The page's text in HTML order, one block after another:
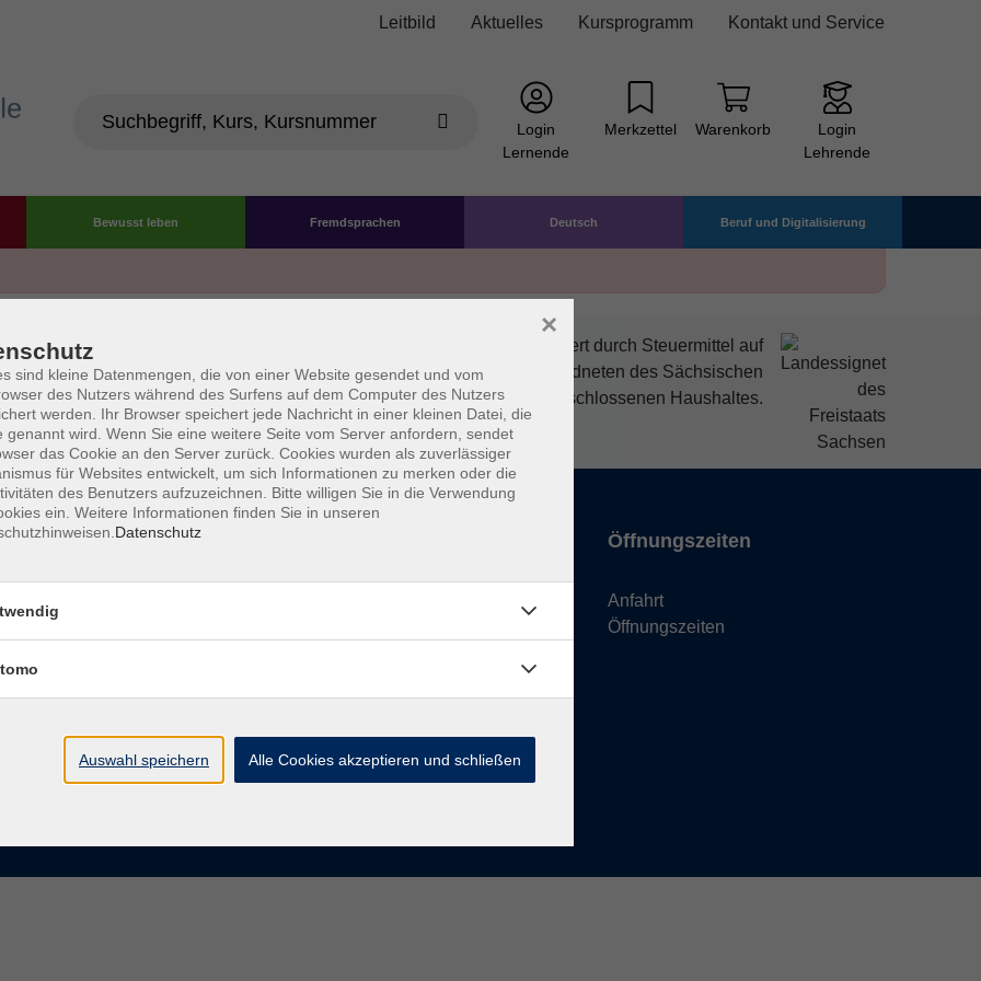
Leitbild Aktuelles Kursprogramm Kontakt und Service
Login
Lernende
Merkzettel Warenkorb
Login
Lehrende
Bewusst leben Fremdsprachen Deutsch Beruf und Digitalisierung
Die Volkshochschule wird mitfinanziert durch Steuermittel auf
der Grundlage des von den Abgeordneten des Sächsischen
Landtags beschlossenen Haushaltes.
AGB Datenschutzerklärung Impressum Widerruf
Kontaktformular
Öffnungszeiten
Anfahrt
Öffnungszeiten
sind kleine Datenmengen, die von einer Website gesendet und vom
des Nutzers während des Surfens auf dem Computer des Nutzers
werden. Ihr Browser speichert jede Nachricht in einer kleinen Datei, die
genannt wird. Wenn Sie eine weitere Seite vom Server anfordern, sendet
das Cookie an den Server zurück. Cookies wurden als zuverlässiger
für Websites entwickelt, um sich Informationen zu merken oder die
des Benutzers aufzuzeichnen. Bitte willigen Sie in die Verwendung
ein. Weitere Informationen finden Sie in unseren
Datenschutz
×
Auswahl speichern Alle Cookies akzeptieren und schließen